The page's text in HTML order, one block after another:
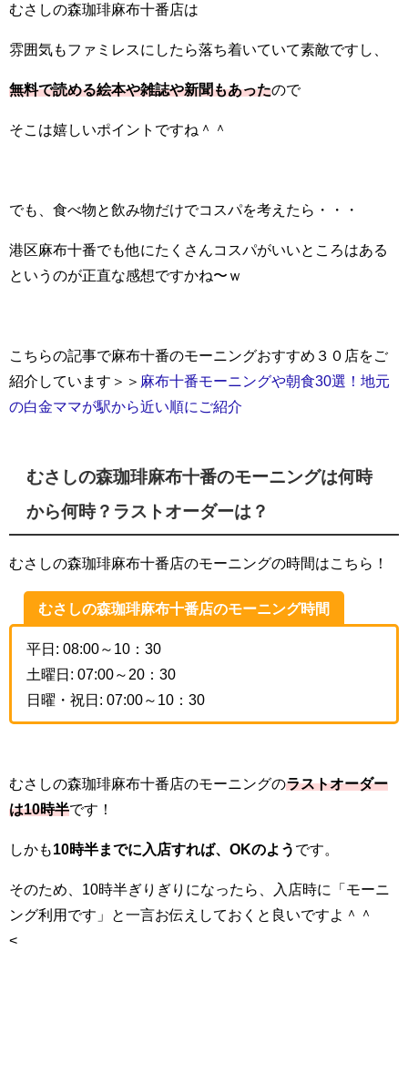
むさしの森珈琲麻布十番店は
雰囲気もファミレスにしたら落ち着いていて素敵ですし、
無料で読める絵本や雑誌や新聞もあったので
そこは嬉しいポイントですね＾＾
でも、食べ物と飲み物だけでコスパを考えたら・・・
港区麻布十番でも他にたくさんコスパがいいところはある
というのが正直な感想ですかね〜ｗ
こちらの記事で麻布十番のモーニングおすすめ３０店をご
紹介しています＞＞ 麻布十番モーニングや朝食30選！地元
の白金ママが駅から近い順にご紹介
むさしの森珈琲麻布十番のモーニングは何時
から何時？ラストオーダーは？
むさしの森珈琲麻布十番店のモーニングの時間はこちら！
むさしの森珈琲麻布十番店のモーニング時間
平日: 08:00～10：30
土曜日: 07:00～20：30
日曜・祝日: 07:00～10：30
むさしの森珈琲麻布十番店のモーニングのラストオーダー
は10時半です！
しかも10時半までに入店すれば、OKのよう です。
そのため、10時半ぎりぎりになったら、入店時に「モーニ
ング利用です」と一言お伝えしておくと良いですよ＾＾
<